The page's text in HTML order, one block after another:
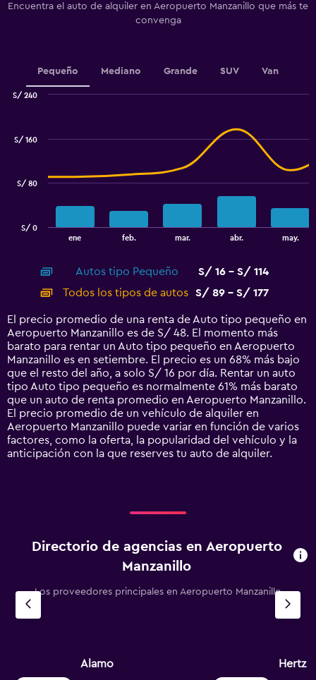
The
axis
displaying
values.
to
Encuentra el auto de alquiler en Aeropuerto Manzanillo que más te
convenga
Pequeño Mediano Grande SUV Van
displaying
categories.
Range:
14
categories.
The
chart
has
1
Y
axis
displaying
values.
Range:
0
ene feb. mar. abr. may.
S/ 0
S/ 80
S/ 160
S/ 240
Autos tipo Pequeño
S/ 16 - S/ 114
Todos los tipos de autos
S/ 89 - S/ 177
El precio promedio de una renta de Auto tipo pequeño en
Aeropuerto Manzanillo es de S/ 48. El momento más
barato para rentar un Auto tipo pequeño en Aeropuerto
Manzanillo es en setiembre. El precio es un 68% más bajo
que el resto del año, a solo S/ 16 por día. Rentar un auto
tipo Auto tipo pequeño es normalmente 61% más barato
que un auto de renta promedio en Aeropuerto Manzanillo.
El precio promedio de un vehículo de alquiler en
Aeropuerto Manzanillo puede variar en función de varios
factores, como la oferta, la popularidad del vehículo y la
anticipación con la que reserves tu auto de alquiler.
Directorio de agencias en Aeropuerto
Manzanillo
Los proveedores principales en Aeropuerto Manzanillo
Alamo Hertz